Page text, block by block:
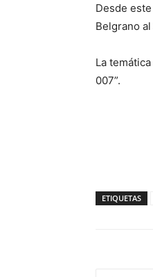
Desde
Belgrano
La
007”.
ETIQUETAS